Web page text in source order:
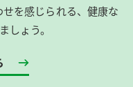
を感じられる、健康な
しょう。